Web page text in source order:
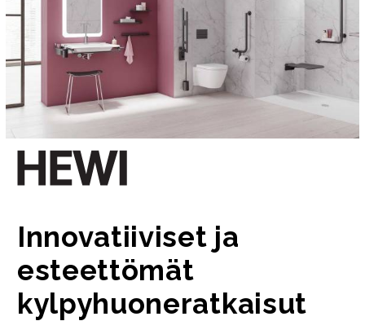
Innovatiiviset ja
esteettömät
kylpyhuoneratkaisut